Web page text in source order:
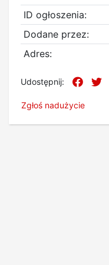
ID ogłoszenia:
Dodane przez:
Adres:
Udostępnij:
Zgłoś nadużycie